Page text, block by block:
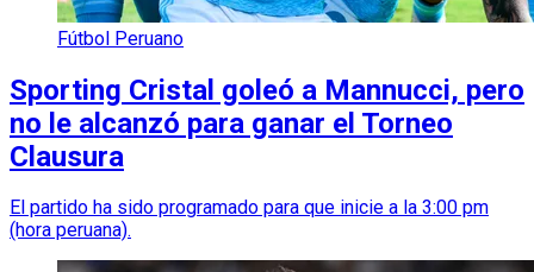
Fútbol Peruano
Sporting Cristal goleó a Mannucci, pero
no le alcanzó para ganar el Torneo
Clausura
El partido ha sido programado para que inicie a la 3:00 pm
(hora peruana).